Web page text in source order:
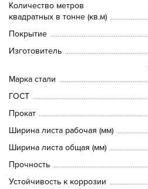
Количество метров
квадратных в тонне (кв.м)
Покрытие
Изготовитель
Марка стали
ГОСТ
Прокат
Ширина листа рабочая (мм)
Ширина листа общая (мм)
Прочность
Устойчивость к коррозии